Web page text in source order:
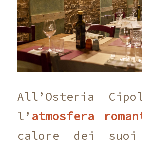
All’Osteria
l’ atmosfera
calore dei suoi